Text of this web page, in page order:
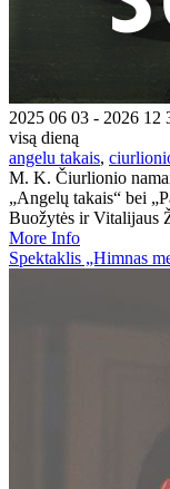
2025 06 03 - 2026
visą dieną
angelu takais,
M. K. Čiurlionio
„Angelų takais“ bei
Buožytės ir Vitalijaus
More Info
Spektaklis „Himnas